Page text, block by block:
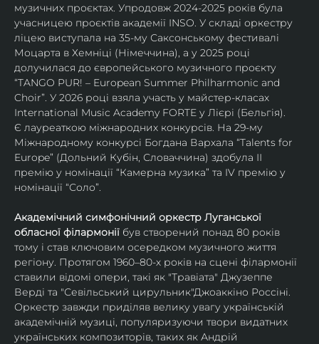
музичних проєктах. Упродовж 2024-2025 років була
учасницею проєктів академії INSO. У складі оркестру
ліцею виступала на 35-му Саксонському фестивалі
Моцарта в Хемніці (Німеччина), а у 2025 році
долучилася до європейського музичного проєкту
“TANGO PUR! – European Summer Philharmonic and
Choir”. У 2026 році взяла участь у майстер-класах
International Music Academy FORTE у Лієрі (Бельгія).
Є лауреаткою міжнародних конкурсів. На 29-му
Міжнародному конкурсі Богдана Вархала “Talents for
Europe” (Дольний Кубін, Словаччина) здобула ІІ
премію у номінації “Камерна музика” та IV премію у
номінації “Соло”.
Академічний симфонічний оркестр Луганської
обласної філармонії був створений понад 80 років
тому і став ключовим осередком музичного життя
регіону. Протягом 1960–80-х років на сцені філармонії
ставили відомі опери, такі як "Травіата" Джузеппе
Верді та "Севільський цирульник"Джоаккіно Россіні.
Оркестр завжди приділяв велику увагу українській
академічній музиці, популяризуючи твори видатних
українських композиторів, таких як Андрій